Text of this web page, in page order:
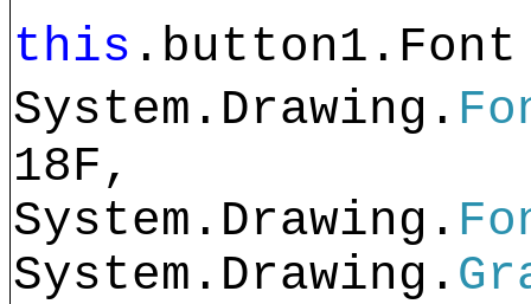
this
System.Drawing.
18F,
System.Drawing.
System.Drawing.